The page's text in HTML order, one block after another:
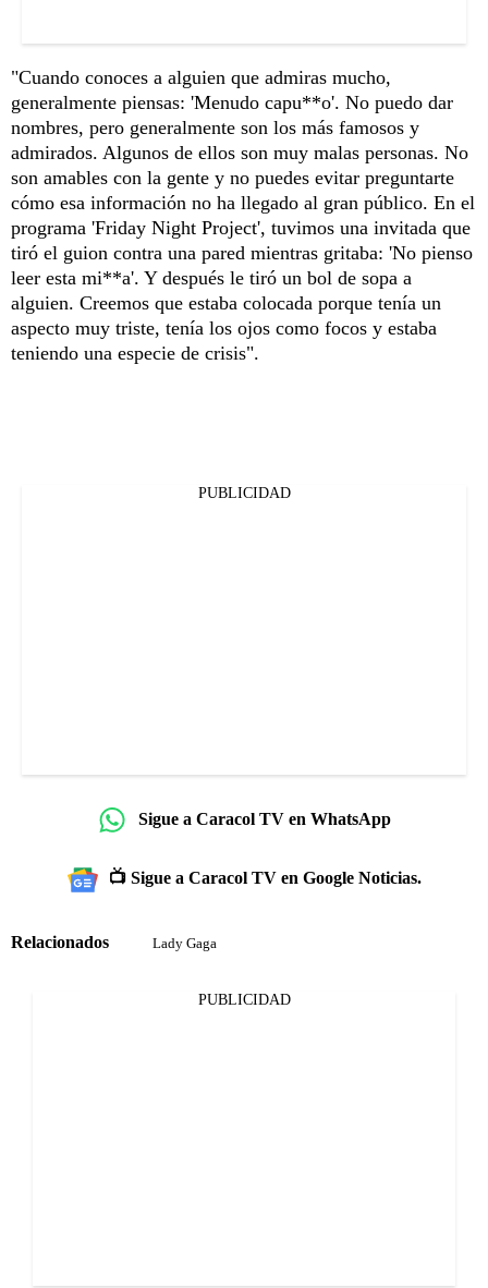
"Cuando conoces a alguien que admiras mucho,
generalmente piensas: 'Menudo capu**o'. No puedo dar
nombres, pero generalmente son los más famosos y
admirados. Algunos de ellos son muy malas personas. No
son amables con la gente y no puedes evitar preguntarte
cómo esa información no ha llegado al gran público. En el
programa 'Friday Night Project', tuvimos una invitada que
tiró el guion contra una pared mientras gritaba: 'No pienso
leer esta mi**a'. Y después le tiró un bol de sopa a
alguien. Creemos que estaba colocada porque tenía un
aspecto muy triste, tenía los ojos como focos y estaba
teniendo una especie de crisis".
PUBLICIDAD
Sigue a Caracol TV en WhatsApp
📺 Sigue a Caracol TV en Google Noticias.
Relacionados Lady Gaga
PUBLICIDAD